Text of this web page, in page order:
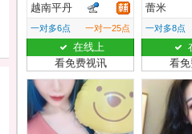
越南平丹
一对多6点 一对一25点
在线上
看免费视讯
蕾米
一对多8点
看